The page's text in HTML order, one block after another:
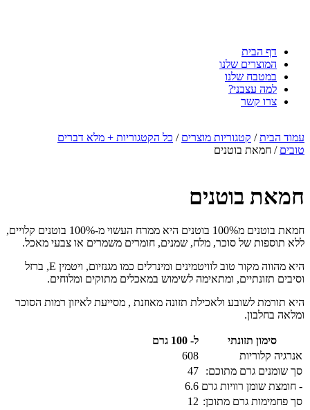
דף הבית
המוצרים שלנו
במטבח שלנו
למה עצבני?
צרו קשר
עמוד הבית/ קטגוריות מוצרים / כל הקטגוריות + מלא דברים
טובים / חמאת בוטנים
חמאת בוטנים
חמאת בוטנים מ100% בוטנים היא ממרח העשוי מ-100% בוטנים קלויים,
ללא תוספות של סוכר, מלח, שמנים, חומרים משמרים או צבעי מאכל.
היא מהווה מקור טוב לוויטמינים ומינרלים כמו מגנזיום, ויטמין E, ברזל
וסיבים תזונתיים, ומתאימה לשימוש במאכלים מתוקים ומלוחים.
היא תורמת לשובע ולאכילת תזונה מאוזנת , מסייעת לאיזון רמות הסוכר
ומלאה בחלבון.
סימון תזונתי
ל- 100 גרם
אנרגיה קלוריות
608
סך שומנים גרם מתוכם:
47
- חומצת שומן רוויות גרם 6.6
סך פחמימות גרם מתוכן: 12